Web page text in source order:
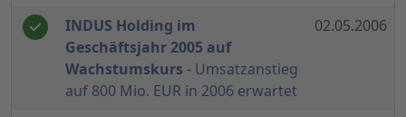
INDUS Holding im
Geschäftsjahr 2005 auf
Wachstumskurs - Umsatzanstieg
auf 800 Mio. EUR in 2006 erwartet
02.05.2006